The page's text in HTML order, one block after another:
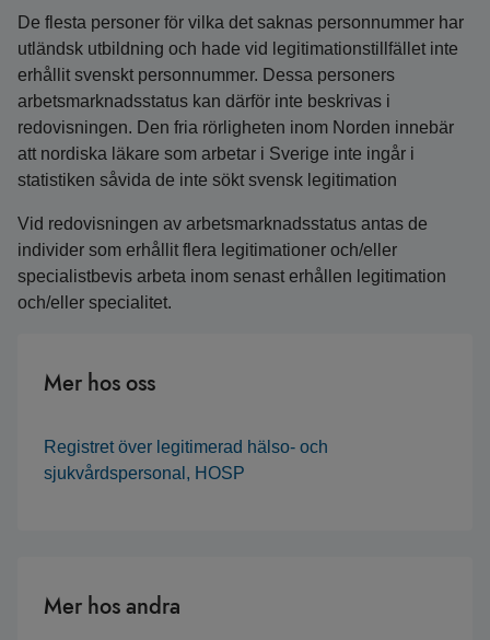
De flesta personer för vilka det saknas personnummer har
utländsk utbildning och hade vid legitimationstillfället inte
erhållit svenskt personnummer. Dessa personers
arbetsmarknadsstatus kan därför inte beskrivas i
redovisningen. Den fria rörligheten inom Norden innebär
att nordiska läkare som arbetar i Sverige inte ingår i
statistiken såvida de inte sökt svensk legitimation
Vid redovisningen av arbetsmarknadsstatus antas de
individer som erhållit flera legitimationer och/eller
specialistbevis arbeta inom senast erhållen legitimation
och/eller specialitet.
Mer hos oss
Registret över legitimerad hälso- och
sjukvårdspersonal, HOSP
Mer hos andra